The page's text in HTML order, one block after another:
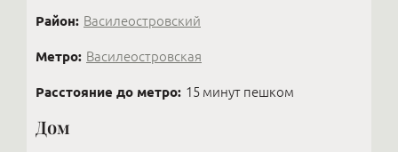
Район: Василеостровский
Метро: Василеостровская
Расстояние до метро: 15 минут пешком
Дом